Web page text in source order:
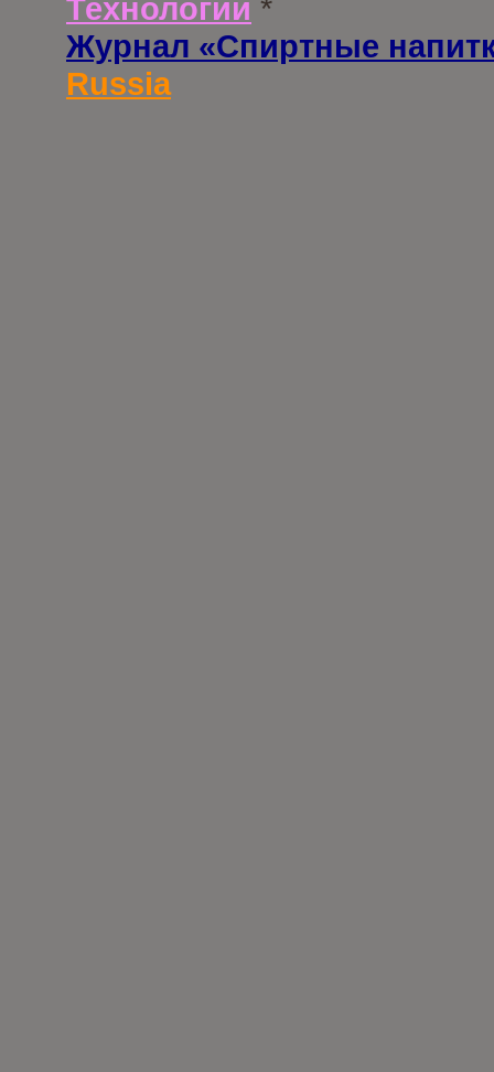
Технологии *
Журнал «Спиртные
Russia